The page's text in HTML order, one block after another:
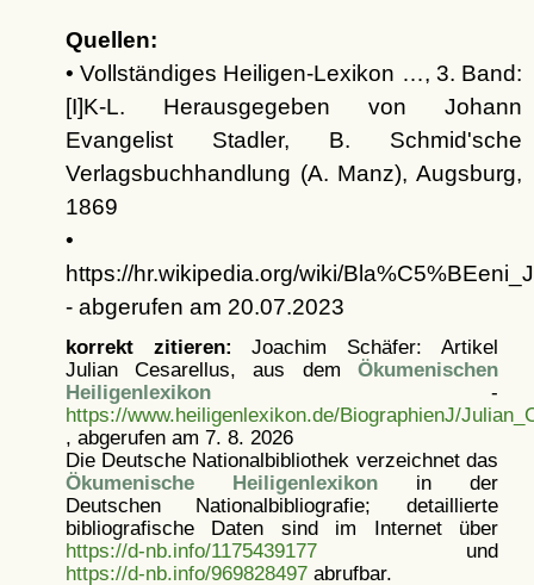
Quellen:
• Vollständiges Heiligen-Lexikon …, 3. Band:
[I]K-L. Herausgegeben von Johann
Evangelist Stadler, B. Schmid'sche
Verlagsbuchhandlung (A. Manz), Augsburg,
1869
•
https://hr.wikipedia.org/wiki/
- abgerufen am 20.07.2023
korrekt zitieren: Joachim Schäfer: Artikel
Julian Cesarellus, aus dem Ökumenischen
Heiligenlexikon-
https://www.heiligenlexikon.de/BiographienJ/
, abgerufen am 7. 8. 2026
Die Deutsche Nationalbibliothek verzeichnet das
Ökumenische Heiligenlexikonin der
Deutschen Nationalbibliografie; detaillierte
bibliografische Daten sind im Internet über
https://d-nb.info/1175439177und
https://d-nb.info/969828497abrufbar.